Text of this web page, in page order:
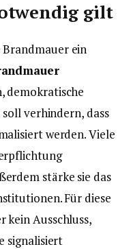
gilt
ein
demokratische
verhindern, dass
werden. Viele
stärke sie das
Für diese
kein Ausschluss,
signalisiert